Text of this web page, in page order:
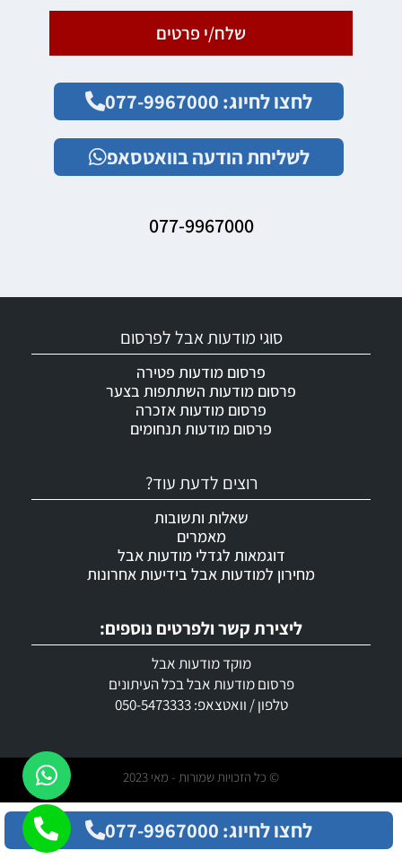
שלח/י פרטים
לחצו לחיוג: 077-9967000
לשליחת הודעה בוואטסאפ
077-9967000
ליצירת קשר ולפרטים נוספים:
מוקד מודעות אבל
פרסום מודעות אבל בכל העיתונים
טלפון / וואטצאפ: 050-5473333
רוצים לדעת עוד?
שאלות ותשובות
מאמרים
דוגמאות לגדלי מודעות אבל
מחירון למודעות אבל בידיעות אחרונות
סוגי מודעות אבל לפרסום
פרסום מודעות פטירה
פרסום מודעות השתתפות בצער
פרסום מודעות אזכרה
פרסום מודעות תנחומים
© כל הזכויות שמורות - מאי 2023
לחצו לחיוג: 077-9967000